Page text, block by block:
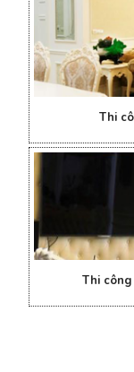
Thi
Thi